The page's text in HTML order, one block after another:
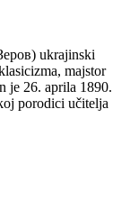
ukrajinski
majstor
je 26. aprila 1890.
porodici učitelja